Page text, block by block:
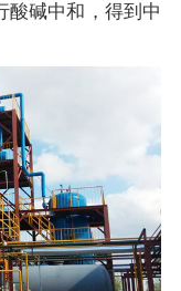
酸碱中和，得到中